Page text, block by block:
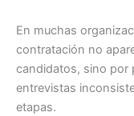
En muchas
contratación no
candidatos, sino por
entrevistas
etapas.